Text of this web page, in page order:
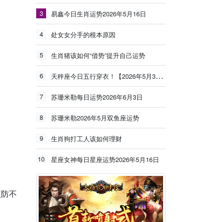
不
3 易鑫今日生肖运势2026年5月16日
4 处女女分手的根本原因
5 生肖猪该如何“借势”提升自己运势
6 天秤座今日五行穿衣！【2026年5月30日】
7 苏珊米勒每日运势2026年6月3日
8 苏珊米勒2026年5月双鱼座运势
9 生肖狗打工人该如何理财
10 星座女神每日星座运势2026年5月16日